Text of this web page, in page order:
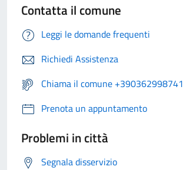
Contatta il comune
Leggi le domande frequenti
Richiedi Assistenza
Chiama il comune +390362998741
Prenota un appuntamento
Problemi in città
Segnala disservizio